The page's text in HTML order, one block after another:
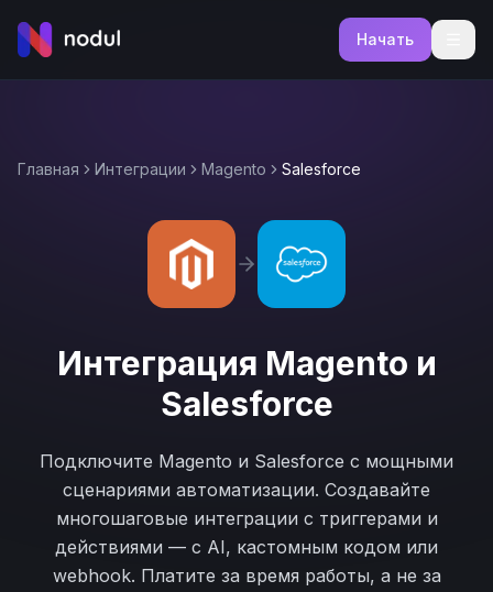
Начать
Главная Интеграции Magento Salesforce
Интеграция Magento и
Salesforce
Подключите Magento и Salesforce с мощными
сценариями автоматизации. Создавайте
многошаговые интеграции с триггерами и
действиями — с AI, кастомным кодом или
webhook. Платите за время работы, а не за